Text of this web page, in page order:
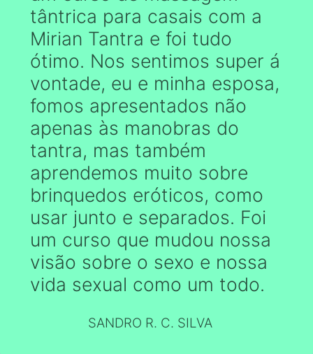
tântrica para casais com a
Mirian Tantra e foi tudo
ótimo. Nos sentimos super á
vontade, eu e minha esposa,
fomos apresentados não
apenas às manobras do
tantra, mas também
aprendemos muito sobre
brinquedos eróticos, como
usar junto e separados. Foi
um curso que mudou nossa
visão sobre o sexo e nossa
vida sexual como um todo.
SANDRO R. C. SILVA